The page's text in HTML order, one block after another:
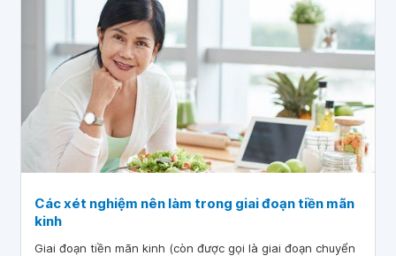
Các xét nghiệm nên làm trong giai đoạn tiền mãn
kinh
Giai đoạn tiền mãn kinh (còn được gọi là giai đoạn chuyển